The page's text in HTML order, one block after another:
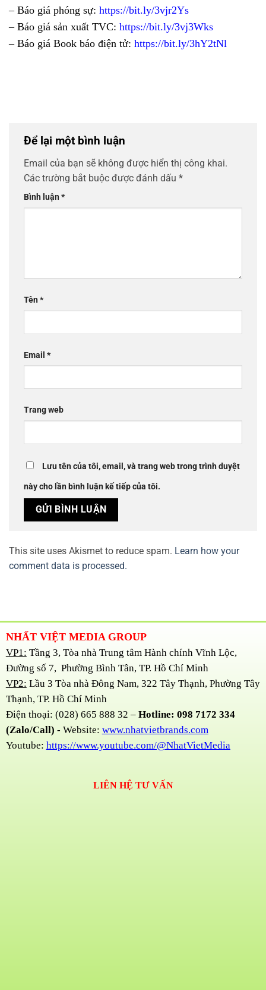
– Báo giá phóng sự: https://bit.ly/3vjr2Ys
– Báo giá sản xuất TVC: https://bit.ly/3vj3Wks
– Báo giá Book báo điện tử: https://bit.ly/3hY2tNl
Để lại một bình luận
Email của bạn sẽ không được hiển thị công khai.
Các trường bắt buộc được đánh dấu *
Bình luận*
Tên*
Email *
Trang web
Lưu tên của tôi, email, và trang web trong trình duyệt
này cho lần bình luận kế tiếp của tôi.
This site uses Akismet to reduce spam. Learn how your
comment data is processed.
NHẤT VIỆT MEDIA GROUP
VP1: Tầng 3, Tòa nhà Trung tâm Hành chính Vĩnh Lộc,
Đường số 7, Phường Bình Tân, TP. Hồ Chí Minh
VP2: Lầu 3 Tòa nhà Đông Nam, 322 Tây Thạnh, Phường Tây
Thạnh, TP. Hồ Chí Minh
Điện thoại: (028) 665 888 32 – Hotline: 098 7172 334
(Zalo/Call) - Website: www.nhatvietbrands.com
Youtube: https://www.youtube.com/@NhatVietMedia
LIÊN HỆ TƯ VẤN